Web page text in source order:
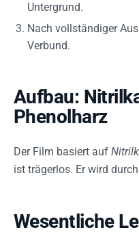
Untergrund.
Nach vollständiger
Verbund.
Aufbau:
Phenolharz
Der Film basiert auf
ist trägerlos. Er wird
Wesentliche